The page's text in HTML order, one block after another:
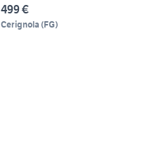
499 €
Cerignola (FG)